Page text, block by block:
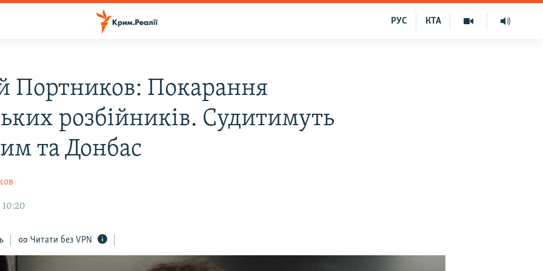
КТА
РУС
Портников: Покарання
розбійників. Судитимуть
та Донбас
10:20
Читати без VPN